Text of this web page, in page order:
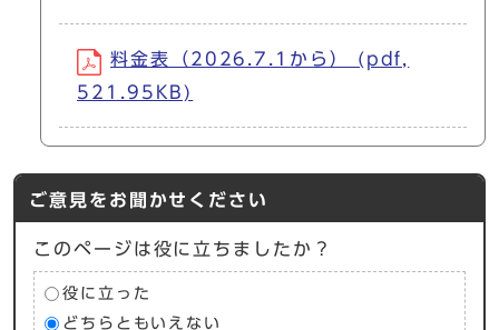
料金表（2026.7.1から） (pdf,
521.95KB)
ご意見をお聞かせください
このページは役に立ちましたか？
役に立った
どちらともいえない